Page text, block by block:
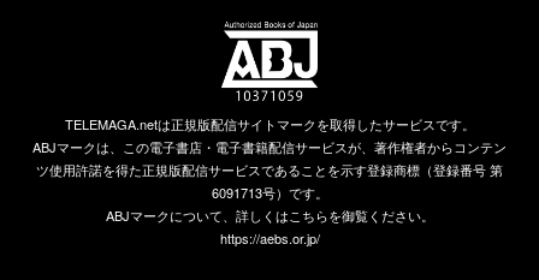
TELEMAGA.netは正規版配信サイトマークを取得したサービスです。
ABJマークは、この電子書店・電子書籍配信サービスが、著作権者からコンテン
ツ使用許諾を得た正規版配信サービスであることを示す登録商標（登録番号 第
6091713号）です。
ABJマークについて、詳しくはこちらを御覧ください。
https://aebs.or.jp/